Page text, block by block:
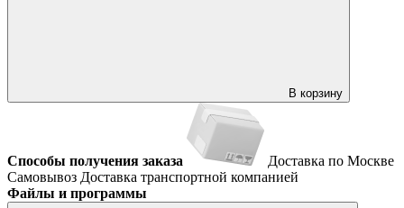
В корзину
Способы получения заказа
Доставка по Москве
Самовывоз Доставка транспортной компанией
Файлы и программы